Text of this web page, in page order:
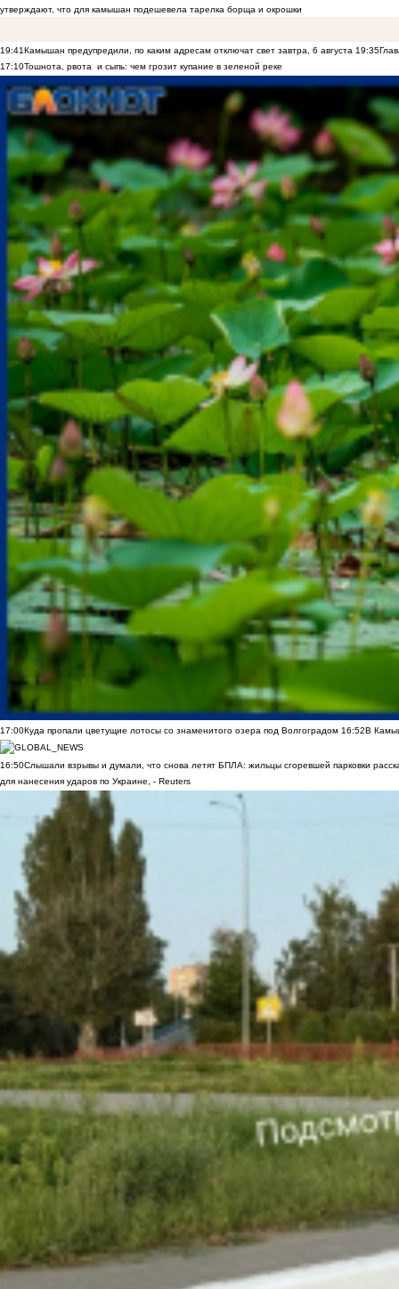
утверждают, что для камышан подешевела тарелка борща и окрошки
19:41Камышан предупредили, по каким адресам отключат свет завтра, 6 августа 19:35
17:10Тошнота, рвота и сыпь: чем грозит купание в зеленой реке
17:00Куда пропали цветущие лотосы со знаменитого озера под Волгоградом 16:52В
16:50Слышали взрывы и думали, что снова летят БПЛА: жильцы сгоревшей парковки
для нанесения ударов по Украине, - Reuters